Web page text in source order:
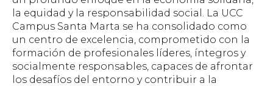
la equidad y la responsabilidad social. La UCC
Campus Santa Marta se ha consolidado como
un centro de excelencia, comprometido con la
formación de profesionales líderes, íntegros y
socialmente responsables, capaces de afrontar
los desafíos del entorno y contribuir a la